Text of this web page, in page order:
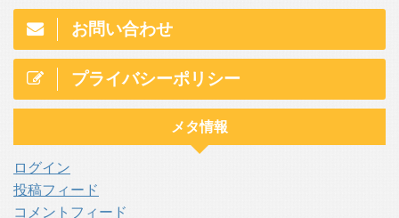
お問い合わせ
プライバシーポリシー
メタ情報
ログイン
投稿フィード
コメントフィード